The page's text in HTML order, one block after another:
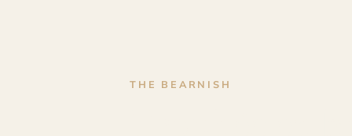
THE BEARNISH